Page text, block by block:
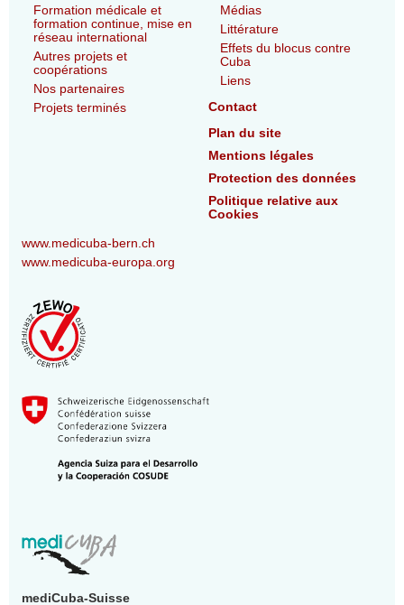
Formation médicale et
formation continue, mise en
réseau international
Autres projets et
coopérations
Nos partenaires
Projets terminés
Médias
Littérature
Effets du blocus contre
Cuba
Liens
Contact
Plan du site
Mentions légales
Protection des données
Politique relative aux
Cookies
www.medicuba-bern.ch
www.medicuba-europa.org
mediCuba-Suisse